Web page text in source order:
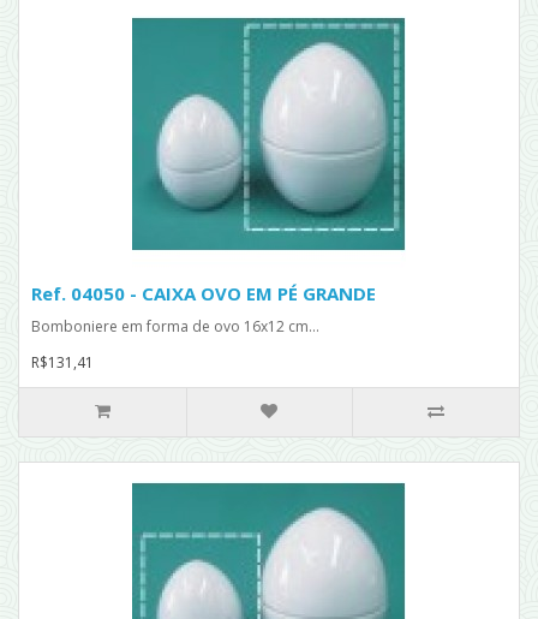
Ref. 04050 - CAIXA OVO EM PÉ GRANDE
Bomboniere em forma de ovo 16x12 cm...
R$131,41